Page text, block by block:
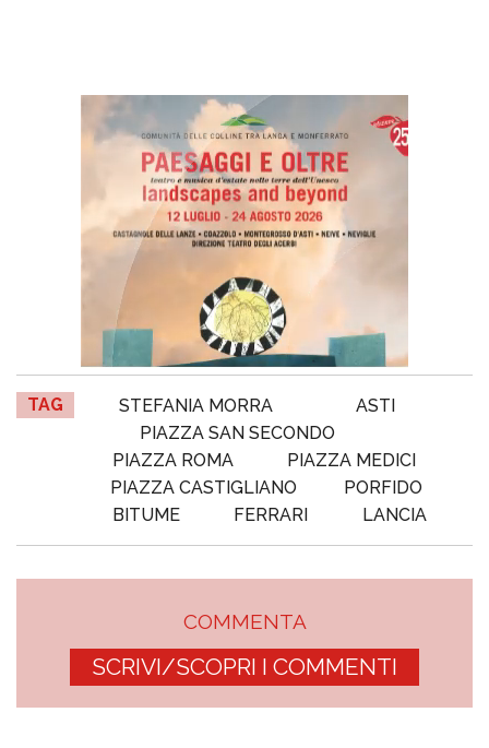
TAG STEFANIA MORRA
ASTI
PIAZZA SAN SECONDO
PIAZZA ROMA
PIAZZA MEDICI
PIAZZA CASTIGLIANO
PORFIDO
BITUME
FERRARI LANCIA
COMMENTA
SCRIVI/SCOPRI I COMMENTI